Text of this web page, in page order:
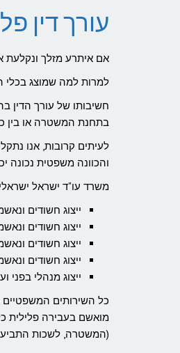
עורך דין פלילי
אם איתרע מזלך ונקלעת
למרות למה שמוצג בכלי
חשיבותו של עורך הדין
בתחנת המשטרה או בין
לעיתים קרובות, אנו
והכוונה משפטית נכונה
משרד עו"ד ישראל
ייצוג חשודים
ייצוג חשודים
ייצוג חשודים
ייצוג חשודים
ייצוג מנהלי
מואשם בעבירה פלילית
(המשטרה, לשכות